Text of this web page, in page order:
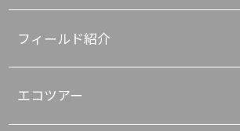
フィールド紹介
エコツアー